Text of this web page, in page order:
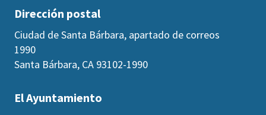
El Ayuntamiento
Dirección postal
Ciudad de Santa Bárbara, apartado de correos
1990
Santa Bárbara, CA 93102-1990